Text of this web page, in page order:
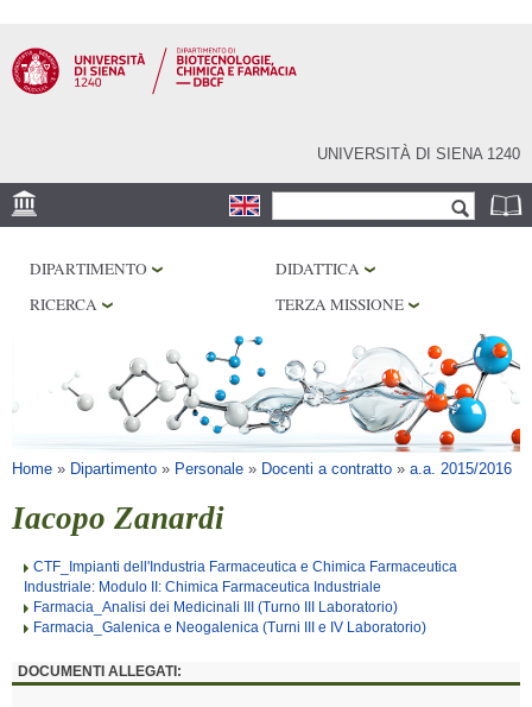
contenuto
principale
UNIVERSITÀ DI SIENA 1240
Form di ricerca
CENTRI DI RICERCA
BIBLIOTECHE
DIPARTIMENTO
DIDATTICA
RICERCA
TERZA MISSIONE
Tu sei qui
Home » Dipartimento » Personale » Docenti a contratto » a.a. 2015/2016
Iacopo Zanardi
CTF_Impianti dell'Industria Farmaceutica e Chimica Farmaceutica
Industriale: Modulo II: Chimica Farmaceutica Industriale
Farmacia_Analisi dei Medicinali III (Turno III Laboratorio)
Farmacia_Galenica e Neogalenica (Turni III e IV Laboratorio)
DOCUMENTI ALLEGATI: